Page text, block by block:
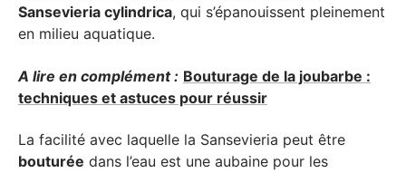
Sansevieria cylindrica, qui s’épanouissent pleinement
en milieu aquatique.
A lire en complément : Bouturage de la joubarbe :
techniques et astuces pour réussir
La facilité avec laquelle la Sansevieria peut être
bouturée dans l’eau est une aubaine pour les